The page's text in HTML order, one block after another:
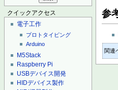
クイックアクセス
電子工作
プロトタイピング
Arduino
M5Stack
Raspberry Pi
USBデバイス開発
HIDデバイス製作
参
関連